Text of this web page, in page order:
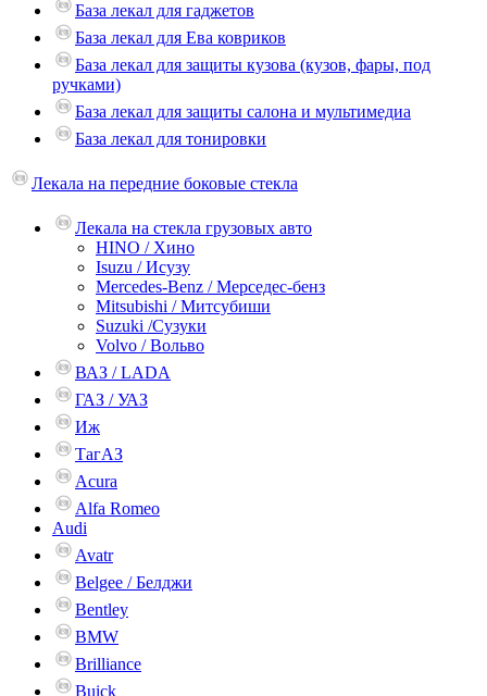
База лекал для гаджетов
База лекал для Ева ковриков
База лекал для защиты кузова (кузов, фары, под
ручками)
База лекал для защиты салона и мультимедиа
База лекал для тонировки
Лекала на передние боковые стекла
Лекала на стекла грузовых авто
HINO / Хино
Isuzu / Исузу
Mercedes-Benz / Мерседес-бенз
Mitsubishi / Митсубиши
Suzuki /Сузуки
Volvo / Вольво
ВАЗ / LADA
ГАЗ / УАЗ
Иж
ТагАЗ
Acura
Alfa Romeo
Audi
Avatr
Belgee / Белджи
Bentley
BMW
Brilliance
Buick